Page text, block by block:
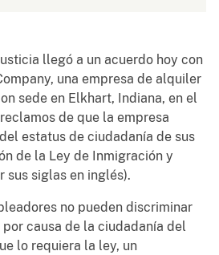
llegó a un acuerdo hoy con
una empresa de alquiler
sede en Elkhart, Indiana, en el
de que la empresa
estatus de ciudadanía de sus
de la Ley de Inmigración y
sus siglas en inglés).
no pueden discriminar
causa de la ciudadanía del
lo requiera la ley, un